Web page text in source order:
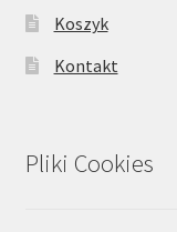
Koszyk
Kontakt
Pliki Cookies